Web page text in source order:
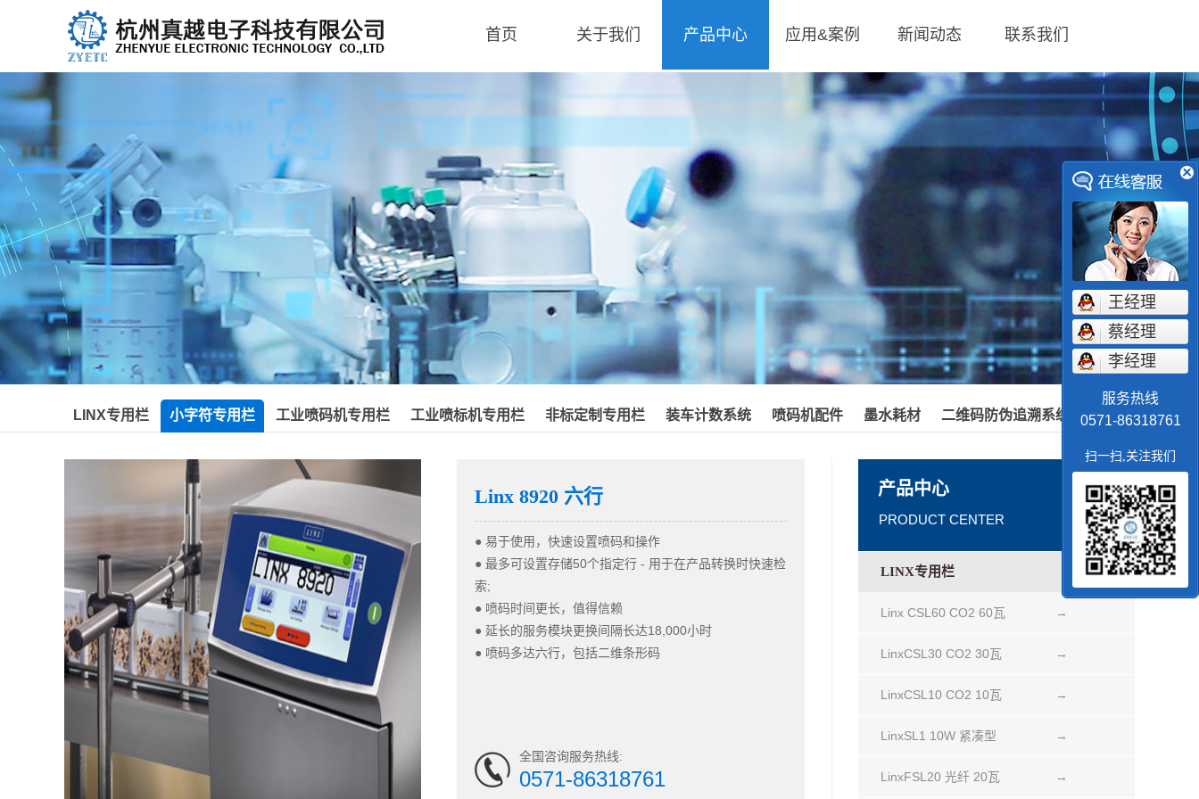
首页 关于我们 产品中心 应用&案例 新闻动态 联系我们
LINX专用栏 小字符专用栏 工业喷码机专用栏 工业喷标机专用栏 非标定制专用栏 装车计数系统 喷码机配件 墨水耗材 二维码防伪追溯系统
产线自动调整位置器
Linx 8920 六行
● 易于使用，快速设置喷码和操作
● 最多可设置存储50个指定行 - 用于在产品转换时快速检
索;
● 喷码时间更长，值得信赖
● 延长的服务模块更换间隔长达18,000小时
● 喷码多达六行，包括二维条形码
全国咨询服务热线:
0571-86318761
产品中心
PRODUCT CENTER
LINX专用栏
Linx CSL60 CO2 60瓦 →
LinxCSL30 CO2 30瓦 →
LinxCSL10 CO2 10瓦 →
LinxSL1 10W 紧凑型 →
LinxFSL20 光纤 20瓦 →
王经理
蔡经理
李经理
服务热线
0571-86318761
扫一扫,关注我们